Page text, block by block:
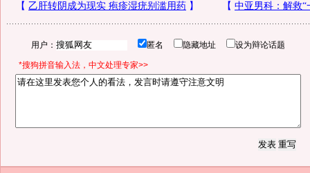
用户： 匿名 隐藏地址 设为辩论话题
*搜狗拼音输入法，中文处理专家>>